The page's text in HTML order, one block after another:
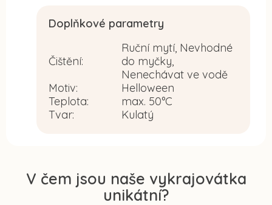
V čem jsou naše vykrajovátka
unikátní?
Doplňkové parametry
Čištění:
Ruční mytí, Nevhodné
do myčky,
Nenechávat ve vodě
Motiv:
Helloween
Teplota:
max. 50°C
Tvar: Kulatý